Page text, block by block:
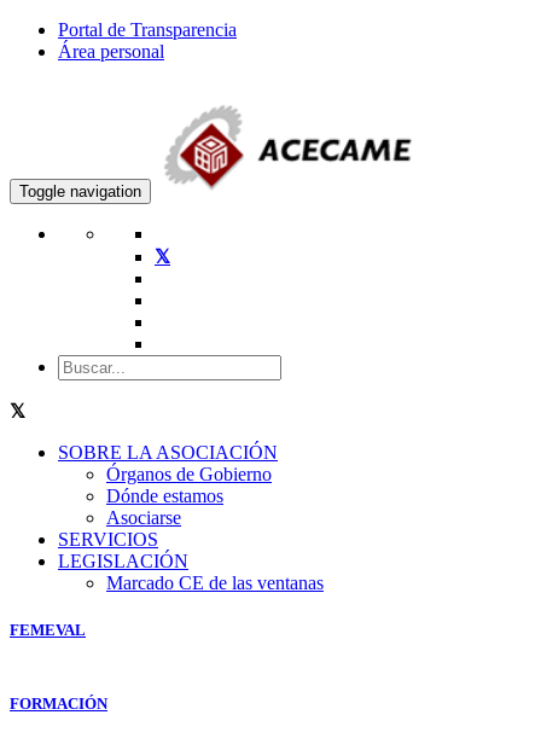
Portal de Transparencia
Área personal
Toggle navigation
SOBRE LA ASOCIACIÓN
Órganos de Gobierno
Dónde estamos
Asociarse
SERVICIOS
LEGISLACIÓN
Marcado CE de las ventanas
FEMEVAL
FORMACIÓN